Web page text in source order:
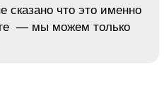
сказано что это именно
— мы можем только